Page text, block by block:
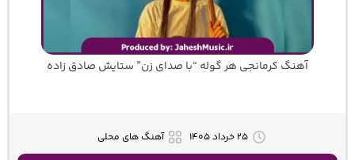
آهنگ کرمانجی هر گوله “با صدای زن” ستایش صادق زاده
۲۵ خرداد ۱۴۰۵ آهنگ های محلی